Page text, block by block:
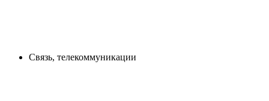
Связь, телекоммуникации